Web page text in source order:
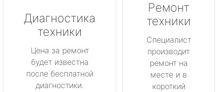
Диагностика
техники
Цена за ремонт
будет известна
после бесплатной
диагностики.
Ремонт
техники
Специалист
производит
ремонт на
месте и в
короткий